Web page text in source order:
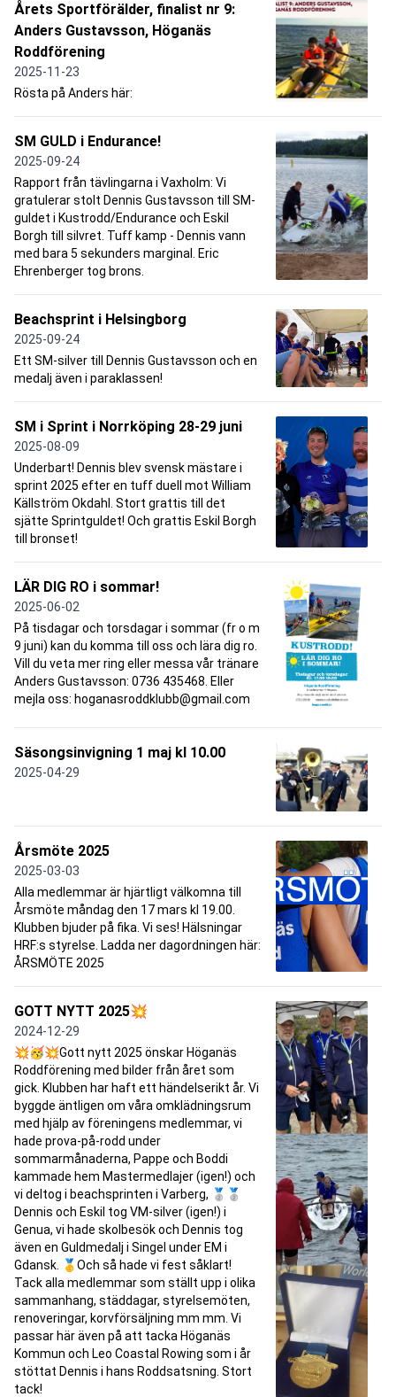
Årets Sportförälder, finalist nr 9:
Anders Gustavsson, Höganäs
Roddförening
2025-11-23
Rösta på Anders här:
SM GULD i Endurance!
2025-09-24
Rapport från tävlingarna i Vaxholm: Vi
gratulerar stolt Dennis Gustavsson till SM-
guldet i Kustrodd/Endurance och Eskil
Borgh till silvret. Tuff kamp - Dennis vann
med bara 5 sekunders marginal. Eric
Ehrenberger tog brons.
Beachsprint i Helsingborg
2025-09-24
Ett SM-silver till Dennis Gustavsson och en
medalj även i paraklassen!
SM i Sprint i Norrköping 28-29 juni
2025-08-09
Underbart! Dennis blev svensk mästare i
sprint 2025 efter en tuff duell mot William
Källström Okdahl. Stort grattis till det
sjätte Sprintguldet! Och grattis Eskil Borgh
till bronset!
LÄR DIG RO i sommar!
2025-06-02
På tisdagar och torsdagar i sommar (fr o m
9 juni) kan du komma till oss och lära dig ro.
Vill du veta mer ring eller messa vår tränare
Anders Gustavsson: 0736 435468. Eller
mejla oss: hoganasroddklubb@gmail.com
Säsongsinvigning 1 maj kl 10.00
2025-04-29
Årsmöte 2025
2025-03-03
Alla medlemmar är hjärtligt välkomna till
Årsmöte måndag den 17 mars kl 19.00.
Klubben bjuder på fika. Vi ses! Hälsningar
HRF:s styrelse. Ladda ner dagordningen här:
ÅRSMÖTE 2025
GOTT NYTT 2025💥
2024-12-29
💥🥳💥Gott nytt 2025 önskar Höganäs
Roddförening med bilder från året som
gick. Klubben har haft ett händelserikt år. Vi
byggde äntligen om våra omklädningsrum
med hjälp av föreningens medlemmar, vi
hade prova-på-rodd under
sommarmånaderna, Pappe och Boddi
kammade hem Mastermedlajer (igen!) och
vi deltog i beachsprinten i Varberg, 🥈🥈
Dennis och Eskil tog VM-silver (igen!) i
Genua, vi hade skolbesök och Dennis tog
även en Guldmedalj i Singel under EM i
Gdansk. 🥇Och så hade vi fest såklart!
Tack alla medlemmar som ställt upp i olika
sammanhang, städdagar, styrelsemöten,
renoveringar, korvförsäljning mm mm. Vi
passar här även på att tacka Höganäs
Kommun och Leo Coastal Rowing som i år
stöttat Dennis i hans Roddsatsning. Stort
tack!